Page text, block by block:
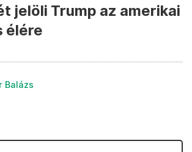
jelöli Trump az amerikai
élére
Balázs